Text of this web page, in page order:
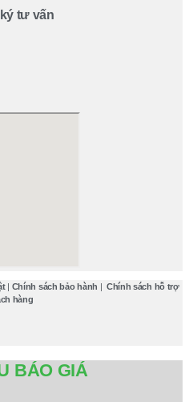
tư vấn
| Chính sách bảo hành | Chính sách hỗ trợ
hàng
BÁO GIÁ